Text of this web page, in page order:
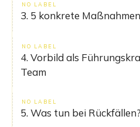
NO LABEL
3. 5 konkrete Maßnahmen
NO LABEL
4. Vorbild als
Team
NO LABEL
5. Was tun bei Rückfällen?